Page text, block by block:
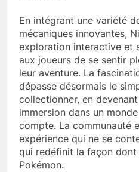
En intégrant une variété
mécaniques innovantes,
exploration interactive et
aux joueurs de se sentir
leur aventure. La
dépasse désormais le
collectionner, en
immersion dans un
compte. La communauté
expérience qui ne se
qui redéfinit la façon dont
Pokémon.